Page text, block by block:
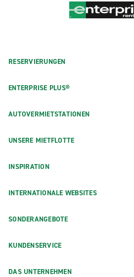
RESERVIERUNGEN
ENTERPRISE PLUS®
AUTOVERMIETSTATIONEN
UNSERE MIETFLOTTE
INSPIRATION
INTERNATIONALE WEBSITES
SONDERANGEBOTE
KUNDENSERVICE
DAS UNTERNEHMEN